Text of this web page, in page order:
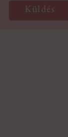
Küldés